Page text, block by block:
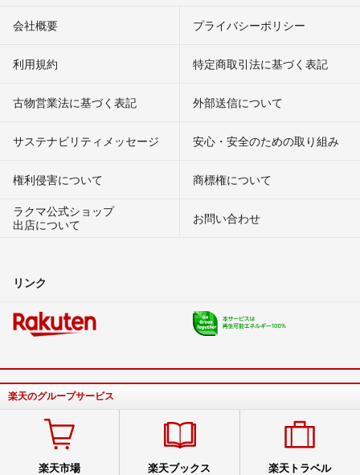
会社概要 プライバシーポリシー
利用規約 特定商取引法に基づく表記
古物営業法に基づく表記 外部送信について
サステナビリティメッセージ 安心・安全のための取り組み
権利侵害について
商標権について
ラクマ公式ショップ
出店について
お問い合わせ
リンク
楽天のグループサービス
楽天市場 楽天ブックス 楽天トラベル